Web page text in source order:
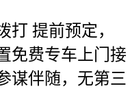
提前预定，
免费专车上门接
谋伴随，无第三